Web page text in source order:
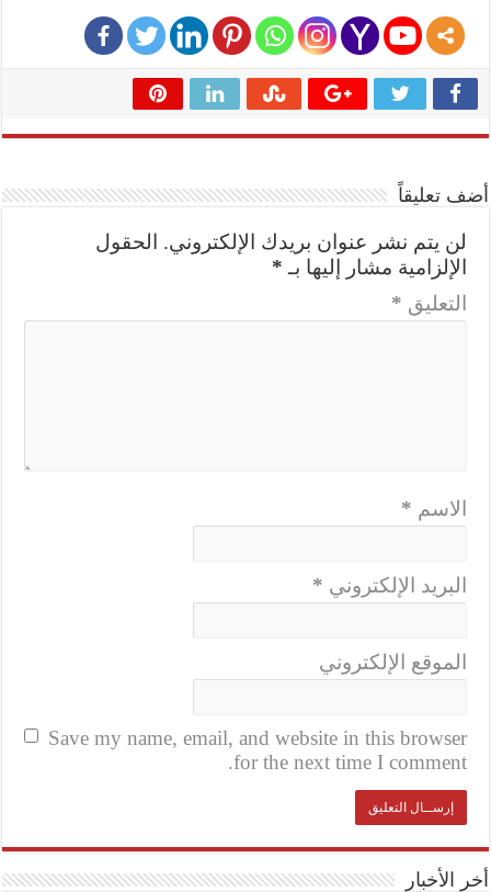
أضف تعليقاً
لن يتم نشر عنوان بريدك الإلكتروني.
الحقول
الإلزامية مشار إليها بـ *
التعليق *
الاسم *
البريد الإلكتروني *
الموقع الإلكتروني
Save my name, email, and website in this browser
for the next time I comment.
أخر الأخبار